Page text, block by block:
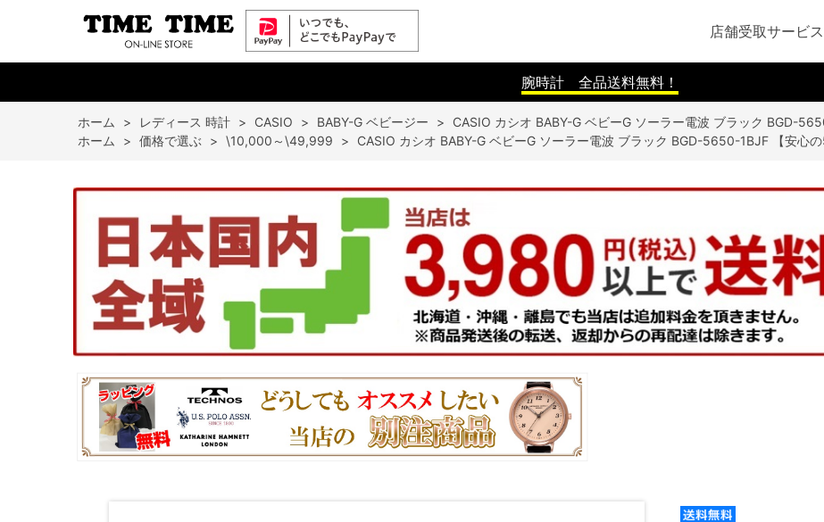
店舗受取サービス
腕時計 全品送料無料！
ホーム > レディース 時計 > CASIO > BABY-G ベビージー >
CASIO カシオ BABY-G ベビーG ソーラー電波 ブラック BGD-
ホーム
> 価格で選ぶ > \10,000～\49,999 > CASIO カシオ BABY-G ベビーG ソーラー電波 ブラック BGD-5650-1BJF 【安心の